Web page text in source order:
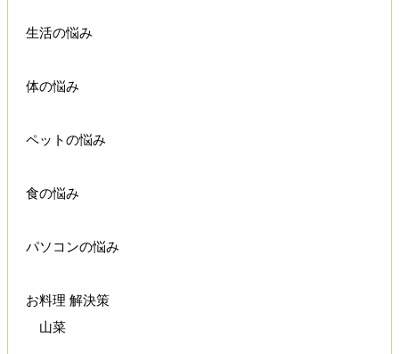
生活の悩み
体の悩み
ペットの悩み
食の悩み
パソコンの悩み
お料理 解決策
山菜